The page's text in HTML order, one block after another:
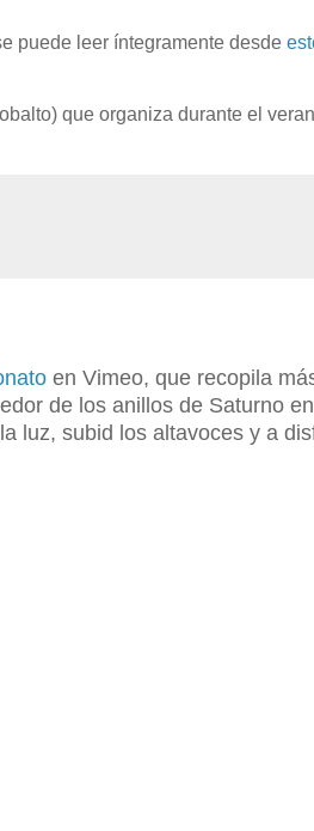
puede leer íntegramente desde
que organiza durante el
en Vimeo, que recopila
de los anillos de Saturno
luz, subid los altavoces y a